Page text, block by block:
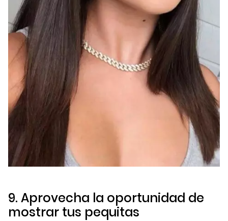
9. Aprovecha la oportunidad de
mostrar tus pequitas